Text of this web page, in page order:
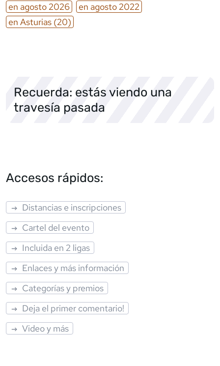
en agosto 2026 en agosto 2022
en Asturias (20)
Recuerda: estás viendo una
travesía pasada
Accesos rápidos:
Distancias e inscripciones
Cartel del evento
Incluida en 2 ligas
Enlaces y más información
Categorías y premios
Deja el primer comentario!
Video y más